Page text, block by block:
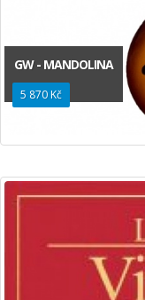
GW - MANDOLINA
5 870 Kč